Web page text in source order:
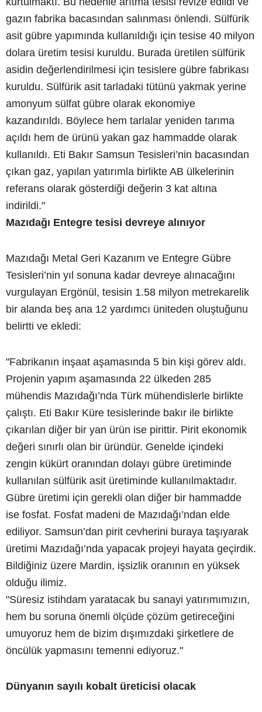
gazın fabrika bacasından salınması önlendi. Sülfürik
asit gübre yapımında kullanıldığı için tesise 40 milyon
dolara üretim tesisi kuruldu. Burada üretilen sülfürik
asidin değerlendirilmesi için tesislere gübre fabrikası
kuruldu. Sülfürik asit tarladaki tütünü yakmak yerine
amonyum sülfat gübre olarak ekonomiye
kazandırıldı. Böylece hem tarlalar yeniden tarıma
açıldı hem de ürünü yakan gaz hammadde olarak
kullanıldı. Eti Bakır Samsun Tesisleri’nin bacasından
çıkan gaz, yapılan yatırımla birlikte AB ülkelerinin
referans olarak gösterdiği değerin 3 kat altına
indirildi."
Mazıdağı Entegre tesisi devreye alınıyor
Mazıdağı Metal Geri Kazanım ve Entegre Gübre
Tesisleri’nin yıl sonuna kadar devreye alınacağını
vurgulayan Ergönül, tesisin 1.58 milyon metrekarelik
bir alanda beş ana 12 yardımcı üniteden oluştuğunu
belirtti ve ekledi:
"Fabrikanın inşaat aşamasında 5 bin kişi görev aldı.
Projenin yapım aşamasında 22 ülkeden 285
mühendis Mazıdağı’nda Türk mühendislerle birlikte
çalıştı. Eti Bakır Küre tesislerinde bakır ile birlikte
çıkarılan diğer bir yan ürün ise pirittir. Pirit ekonomik
değeri sınırlı olan bir üründür. Genelde içindeki
zengin kükürt oranından dolayı gübre üretiminde
kullanılan sülfürik asit üretiminde kullanılmaktadır.
Gübre üretimi için gerekli olan diğer bir hammadde
ise fosfat. Fosfat madeni de Mazıdağı’ndan elde
ediliyor. Samsun’dan pirit cevherini buraya taşıyarak
üretimi Mazıdağı’nda yapacak projeyi hayata geçirdik.
Bildiğiniz üzere Mardin, işsizlik oranının en yüksek
olduğu ilimiz.
"Süresiz istihdam yaratacak bu sanayi yatırımımızın,
hem bu soruna önemli ölçüde çözüm getireceğini
umuyoruz hem de bizim dışımızdaki şirketlere de
öncülük yapmasını temenni ediyoruz."
Dünyanın sayılı kobalt üreticisi olacak